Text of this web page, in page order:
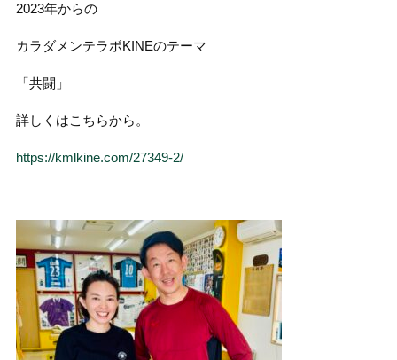
2023年からの
カラダメンテラボKINEのテーマ
「共闘」
詳しくはこちらから。
https://kmlkine.com/27349-2/